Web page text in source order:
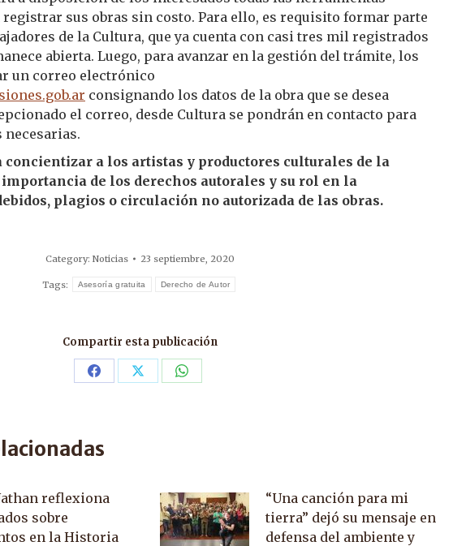
registrar sus obras sin costo. Para ello, es requisito formar parte
de la Cultura, que ya cuenta con casi tres mil registrados
abierta. Luego, para avanzar en la gestión del trámite, los
un correo electrónico
consignando los datos de la obra que se desea
el correo, desde Cultura se pondrán en contacto para
necesarias.
concientizar a los artistas y productores culturales de la
de los derechos autorales y su rol en la
plagios o circulación no autorizada de las obras.
Category: Noticias 23 septiembre, 2020
Tags: Asesoría gratuita Derecho de Autor
Compartir esta publicación
Share Share Share
reflexiona
sobre
en la Historia
“Una canción para mi
tierra” dejó su mensaje en
defensa del ambiente y